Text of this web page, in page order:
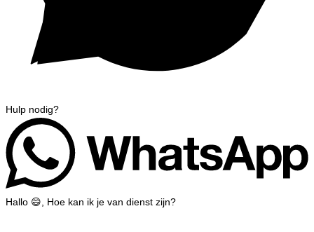
Hulp nodig?
Hallo 😄, Hoe kan ik je van dienst zijn?